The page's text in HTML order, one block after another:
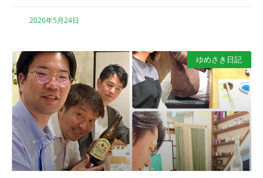
2026年5月24日
ゆめさき日記